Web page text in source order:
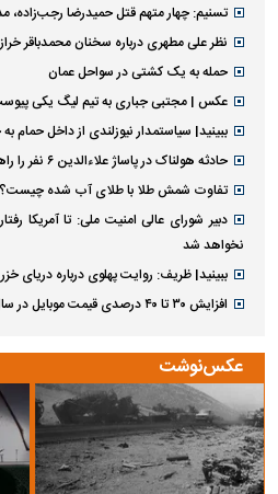
تسنیم: چهار متهم قتل حمیدرضا رجب‌زاده،
نظر علی مطهری درباره سخنان محمدباقر
حمله به یک کشتی در سواحل عمان
عکس | مجتبی جباری به تیم لیگ یکی
ببینید| سیاستمدار نیوزلندی از داخل حمام
حادثه هولناک در پاساژ علاءالدین ۶ نفر را راهی بیمارستان کرد
تفاوت شمش طلا با طلای آب شده چیست؟
دبیر شورای عالی امنیت ملی: تا آمریکا
نخواهد شد
ببینید| ظریف: روایت پهلوی درباره دریای
افزایش ۳۰ تا ۴۰ درصدی قیمت موبایل در سال اخیر
عکس‌نوشت